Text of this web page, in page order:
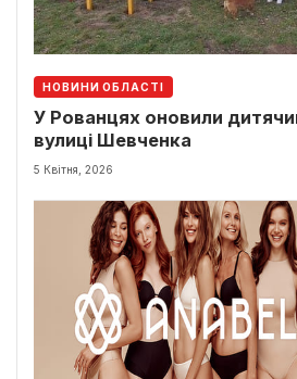
НОВИНИ ОБЛАСТІ
У Рованцях оновили
вулиці Шевченка
5 Квітня, 2026